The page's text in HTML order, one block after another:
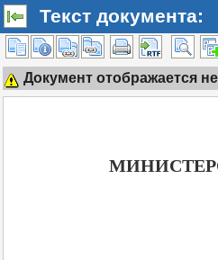
Текст документа:
Документ отображается